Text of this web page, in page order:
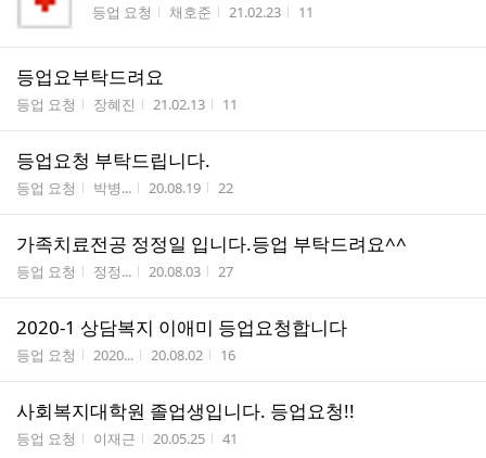
게시판명
등업 요청 작성자
채호준 작성시간
21.02.23 조회수
11
등업요부탁드려요
게시판명
등업 요청 작성자
장혜진 작성시간
21.02.13 조회수
11
등업요청 부탁드립니다.
게시판명
등업 요청 작성자
박병... 작성시간
20.08.19 조회수
22
가족치료전공 정정일 입니다.등업 부탁드려요^^
게시판명
등업 요청 작성자
정정... 작성시간
20.08.03 조회수
27
2020-1 상담복지 이애미 등업요청합니다
게시판명
등업 요청 작성자
2020... 작성시간
20.08.02 조회수
16
사회복지대학원 졸업생입니다. 등업요청!!
게시판명
등업 요청 작성자
이재근 작성시간
20.05.25 조회수
41